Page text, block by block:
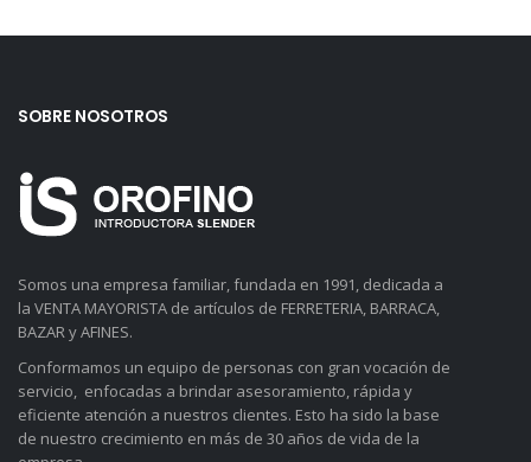
SOBRE NOSOTROS
Somos una empresa familiar, fundada en 1991, dedicada a
la VENTA MAYORISTA de artículos de FERRETERIA, BARRACA,
BAZAR y AFINES.
Conformamos un equipo de personas con gran vocación de
servicio, enfocadas a brindar asesoramiento, rápida y
eficiente atención a nuestros clientes. Esto ha sido la base
de nuestro crecimiento en más de 30 años de vida de la